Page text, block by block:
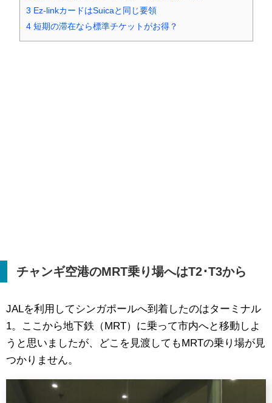
3 Ez-linkカードはSuicaと同じ要領
4短期の滞在なら標準チケットがお得？
チャンギ空港のMRT乗り場へはT2･T3から
JALを利用してシンガポールへ到着したのはターミナル
1。ここから地下鉄（MRT）に乗って市内へと移動しよ
うと思いましたが、どこを見渡してもMRTの乗り場が見
つかりません。